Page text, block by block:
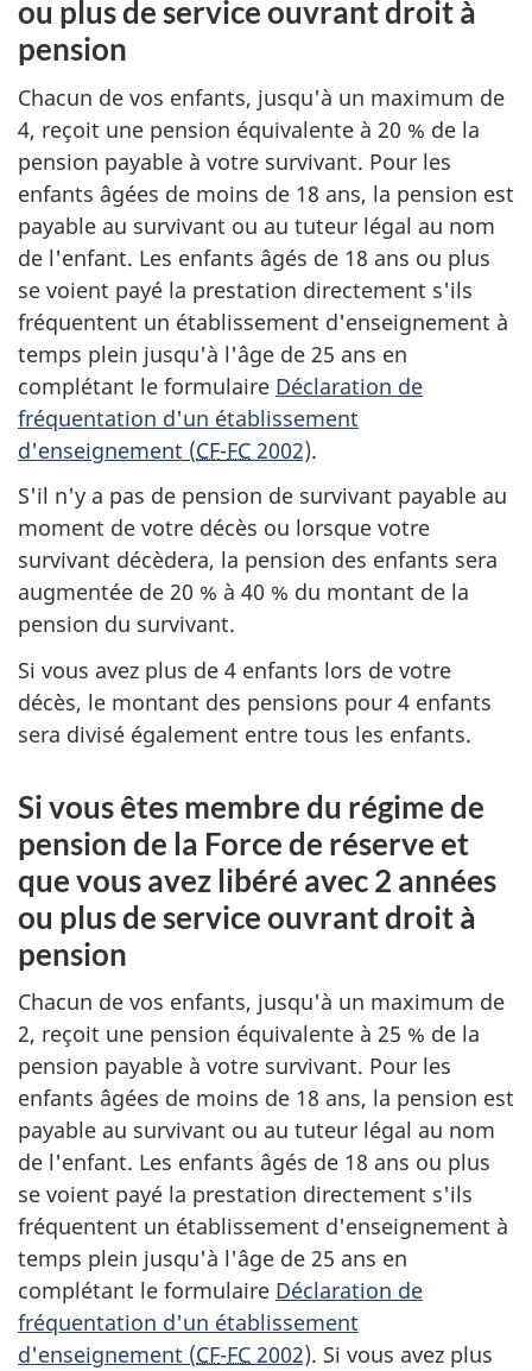
ou plus de service ouvrant droit à
pension
Chacun de vos enfants, jusqu'à un maximum de
4, reçoit une pension équivalente à 20 % de la
pension payable à votre survivant. Pour les
enfants âgées de moins de 18 ans, la pension est
payable au survivant ou au tuteur légal au nom
de l'enfant. Les enfants âgés de 18 ans ou plus
se voient payé la prestation directement s'ils
fréquentent un établissement d'enseignement à
temps plein jusqu'à l'âge de 25 ans en
complétant le formulaire Déclaration de
fréquentation d'un établissement
d'enseignement (CF-FC 2002).
S'il n'y a pas de pension de survivant payable au
moment de votre décès ou lorsque votre
survivant décèdera, la pension des enfants sera
augmentée de 20 % à 40 % du montant de la
pension du survivant.
Si vous avez plus de 4 enfants lors de votre
décès, le montant des pensions pour 4 enfants
sera divisé également entre tous les enfants.
Si vous êtes membre du régime de
pension de la Force de réserve et
que vous avez libéré avec 2 années
ou plus de service ouvrant droit à
pension
Chacun de vos enfants, jusqu'à un maximum de
2, reçoit une pension équivalente à 25 % de la
pension payable à votre survivant. Pour les
enfants âgées de moins de 18 ans, la pension est
payable au survivant ou au tuteur légal au nom
de l'enfant. Les enfants âgés de 18 ans ou plus
se voient payé la prestation directement s'ils
fréquentent un établissement d'enseignement à
temps plein jusqu'à l'âge de 25 ans en
complétant le formulaire Déclaration de
fréquentation d'un établissement
d'enseignement (CF-FC 2002). Si vous avez plus